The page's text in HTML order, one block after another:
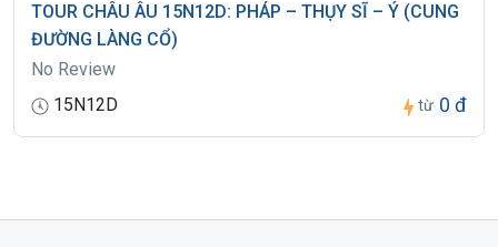
TOUR CHÂU ÂU 15N12D: PHÁP – THỤY SĨ – Ý (CUNG
ĐƯỜNG LÀNG CỔ)
No Review
15N12D
từ 0 đ